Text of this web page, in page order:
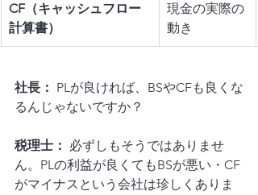
CF（キャッシュフロー
計算書）
現金の実際の
動き
社長： PLが良ければ、BSやCFも良くな
るんじゃないですか？
税理士： 必ずしもそうではありませ
ん。PLの利益が良くてもBSが悪い・CF
がマイナスという会社は珍しくありま